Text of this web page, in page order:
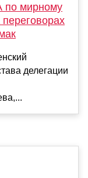
по мирному
делегации